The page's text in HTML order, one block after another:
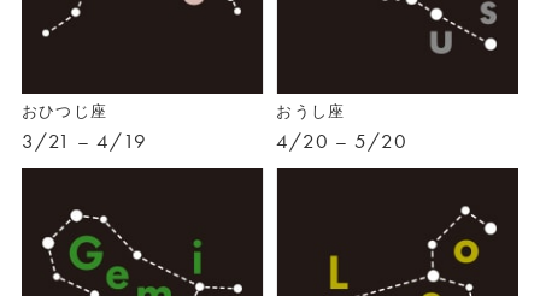
おひつじ座
3/21 – 4/19
おうし座
4/20 – 5/20